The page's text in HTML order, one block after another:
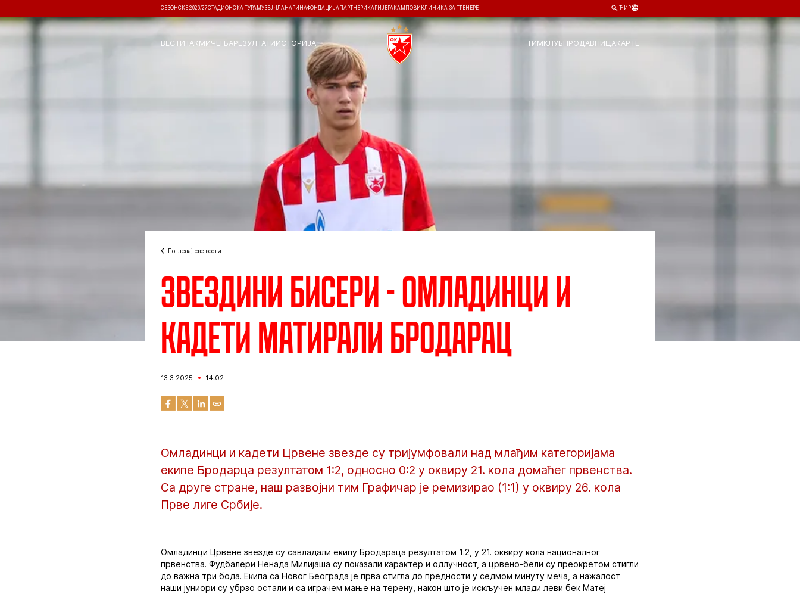
СЕЗОНСКЕ 2026/27СТАДИОНСКА ТУРА МУЗЕЈ ЧЛАНАРИНАФОНДАЦИЈА ПАРТНЕРИ КАРИЈЕРА КАМПОВИ КЛИНИКА ЗА ТРЕНЕРЕ ЋИР
ВЕСТИТАКМИЧЕЊАРЕЗУЛТАТИИСТОРИЈА ТИМКЛУБПРОДАВНИЦАКАРТЕ
Погледај све вести
Звездини бисери - Омладинци и
кадети матирали Бродарац
13.3.2025 14:02
Омладинци и кадети Црвене звезде су тријумфовали над млађим категоријама
екипе Бродарца резултатом 1:2, односно 0:2 у оквиру 21. кола домаћег првенства.
Са друге стране, наш развојни тим Графичар је ремизирао (1:1) у оквиру 26. кола
Прве лиге Србије.
Омладинци Црвене звезде су савладали екипу Бродараца резултатом 1:2, у 21. оквиру кола националног
првенства. Фудбалери Ненада Милијаша су показали карактер и одлучност, а црвено-бели су преокретом стигли
до важна три бода. Екипа са Новог Београда је прва стигла до предности у седмом минуту меча, а нажалост
наши јуниори су убрзо остали и са играчем мање на терену, након што је искључен млади леви бек Матеј